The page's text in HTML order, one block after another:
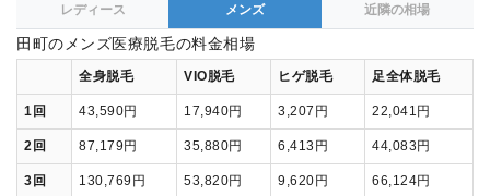
レディース メンズ 近隣の相場
田町のメンズ医療脱毛の料金相場
全身脱毛 VIO脱毛 ヒゲ脱毛 足全体脱毛
1回 43,590円 17,940円 3,207円 22,041円
2回 87,179円 35,880円 6,413円 44,083円
3回 130,769円 53,820円 9,620円 66,124円